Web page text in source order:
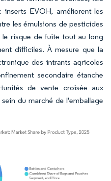
inserts EVOH, améliorent les
les émulsions de pesticides
risque de fuite tout au long
difficiles. À mesure que la
des intrants agricoles
secondaire étanche
de vente croisée aux
du marché de l'emballage